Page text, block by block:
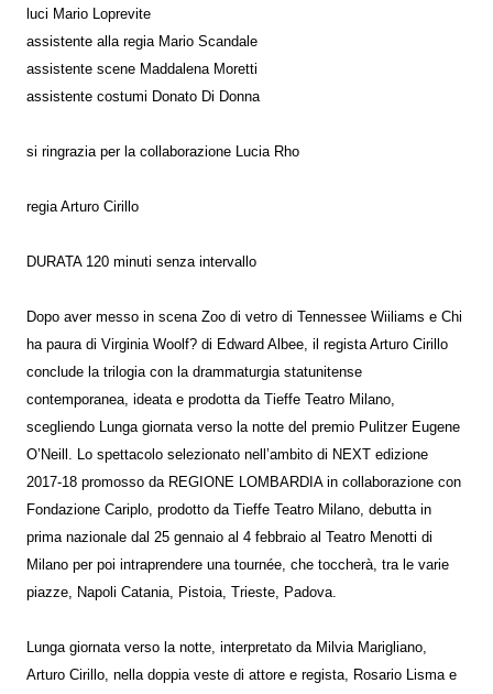
luci Mario Loprevite
assistente alla regia Mario Scandale
assistente scene Maddalena Moretti
assistente costumi Donato Di Donna
si ringrazia per la collaborazione Lucia Rho
regia Arturo Cirillo
DURATA 120 minuti senza intervallo
Dopo aver messo in scena Zoo di vetro di Tennessee Wiiliams e Chi
ha paura di Virginia Woolf? di Edward Albee, il regista Arturo Cirillo
conclude la trilogia con la drammaturgia statunitense
contemporanea, ideata e prodotta da Tieffe Teatro Milano,
scegliendo Lunga giornata verso la notte del premio Pulitzer Eugene
O’Neill. Lo spettacolo selezionato nell’ambito di NEXT edizione
2017-18 promosso da REGIONE LOMBARDIA in collaborazione con
Fondazione Cariplo, prodotto da Tieffe Teatro Milano, debutta in
prima nazionale dal 25 gennaio al 4 febbraio al Teatro Menotti di
Milano per poi intraprendere una tournée, che toccherà, tra le varie
piazze, Napoli Catania, Pistoia, Trieste, Padova.
Lunga giornata verso la notte, interpretato da Milvia Marigliano,
Arturo Cirillo, nella doppia veste di attore e regista, Rosario Lisma e